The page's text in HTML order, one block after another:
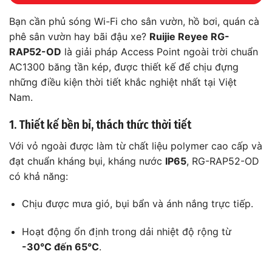
Bạn cần phủ sóng Wi-Fi cho sân vườn, hồ bơi, quán cà
phê sân vườn hay bãi đậu xe? Ruijie Reyee RG-
RAP52-OD là giải pháp Access Point ngoài trời chuẩn
AC1300 băng tần kép, được thiết kế để chịu đựng
những điều kiện thời tiết khắc nghiệt nhất tại Việt
Nam.
1. Thiết kế bền bỉ, thách thức thời tiết
Với vỏ ngoài được làm từ chất liệu polymer cao cấp và
đạt chuẩn kháng bụi, kháng nước IP65, RG-RAP52-OD
có khả năng:
Chịu được mưa gió, bụi bẩn và ánh nắng trực tiếp.
Hoạt động ổn định trong dải nhiệt độ rộng từ
-30°C đến 65°C.